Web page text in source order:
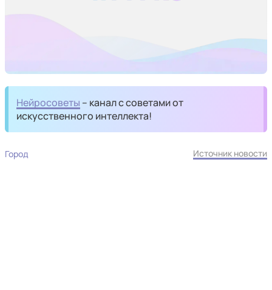
Нейросоветы – канал с советами от
искусственного интеллекта!
Город Источник новости